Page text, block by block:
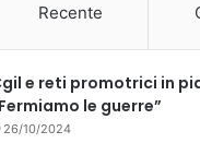
Recente
e reti promotrici in
le guerre”
26/10/2024